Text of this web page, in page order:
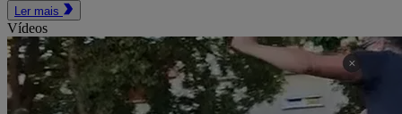
Ler mais
Vídeos